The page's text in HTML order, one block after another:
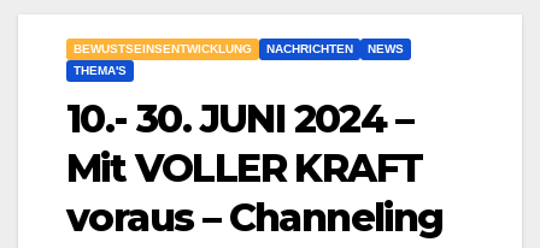
BEWUSTSEINSENTWICKLUNG NACHRICHTEN
NEWS
THEMA'S
10.- 30. JUNI 2024 –
Mit VOLLER KRAFT
voraus – Channeling